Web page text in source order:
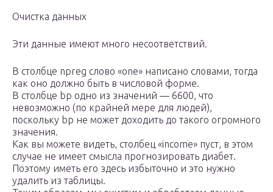
Очистка данных
Эти данные имеют много несоответствий.
В столбце npreg слово «one» написано словами, тогда
как оно должно быть в числовой форме.
В столбце bp одно из значений — 6600, что
невозможно (по крайней мере для людей),
поскольку bp не может доходить до такого огромного
значения.
Как вы можете видеть, столбец «income» пуст, в этом
случае не имеет смысла прогнозировать диабет.
Поэтому иметь его здесь избыточно и это нужно
удалить из таблицы.